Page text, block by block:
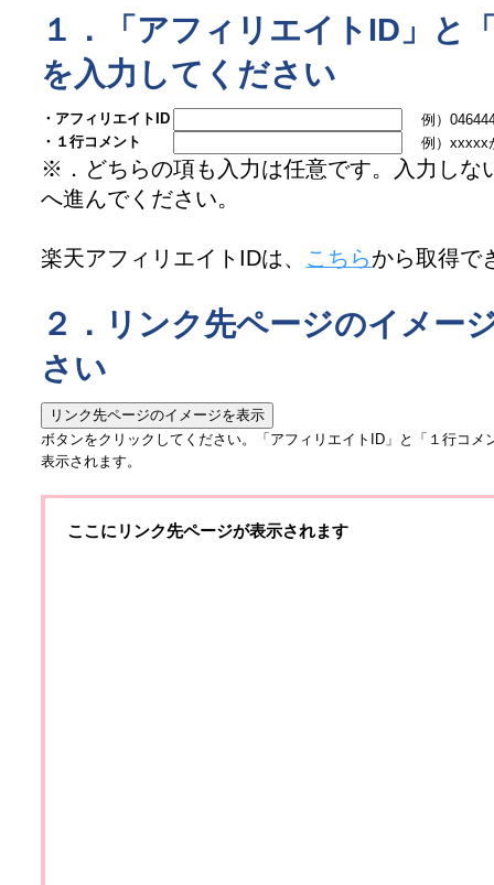
１．「アフィリエイトID」と
を入力してください
・アフィリエイトID
例）
・１行コメント
例）xxxxx
※．どちらの項も入力は任意です。入力しな
へ進んでください。
楽天アフィリエイトIDは、 こちらから取得で
２．リンク先ページのイメー
さい
ボタンをクリックしてください。「アフィリエイトID」と「１行コメ
表示されます。